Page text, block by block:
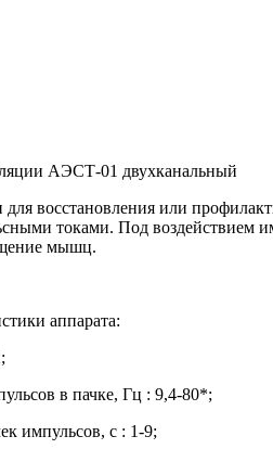
АЭСТ-01 двухканальный
восстановления или
токами. Под воздействием
мышц.
аппарата:
в пачке, Гц : 9,4-80*;
импульсов, с : 1-9;